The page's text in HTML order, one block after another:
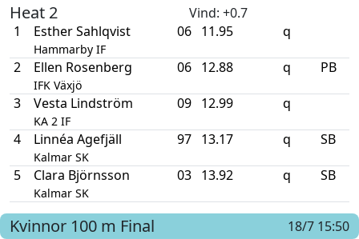
Heat 2 Vind: +0.7
1
Esther Sahlqvist
Hammarby IF
06 11.95 q
2 Ellen Rosenberg
IFK Växjö
06 12.88 q PB
3 Vesta Lindström
KA 2 IF
09 12.99 q
4 Linnéa Agefjäll
Kalmar SK
97 13.17 q SB
5 Clara Björnsson
Kalmar SK
03 13.92 q SB
Kvinnor 100 m Final
18/7 15:50